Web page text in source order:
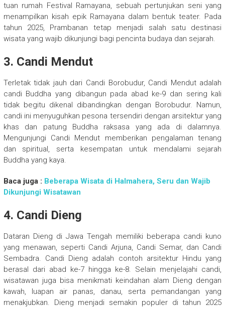
tuan rumah Festival Ramayana, sebuah pertunjukan seni yang
menampilkan kisah epik Ramayana dalam bentuk teater. Pada
tahun 2025, Prambanan tetap menjadi salah satu destinasi
wisata yang wajib dikunjungi bagi pencinta budaya dan sejarah.
3. Candi Mendut
Terletak tidak jauh dari Candi Borobudur, Candi Mendut adalah
candi Buddha yang dibangun pada abad ke-9 dan sering kali
tidak begitu dikenal dibandingkan dengan Borobudur. Namun,
candi ini menyuguhkan pesona tersendiri dengan arsitektur yang
khas dan patung Buddha raksasa yang ada di dalamnya.
Mengunjungi Candi Mendut memberikan pengalaman tenang
dan spiritual, serta kesempatan untuk mendalami sejarah
Buddha yang kaya.
Baca juga : Beberapa Wisata di Halmahera, Seru dan Wajib
Dikunjungi Wisatawan
4. Candi Dieng
Dataran Dieng di Jawa Tengah memiliki beberapa candi kuno
yang menawan, seperti Candi Arjuna, Candi Semar, dan Candi
Sembadra. Candi Dieng adalah contoh arsitektur Hindu yang
berasal dari abad ke-7 hingga ke-8. Selain menjelajahi candi,
wisatawan juga bisa menikmati keindahan alam Dieng dengan
kawah, luapan air panas, danau, serta pemandangan yang
menakjubkan. Dieng menjadi semakin populer di tahun 2025